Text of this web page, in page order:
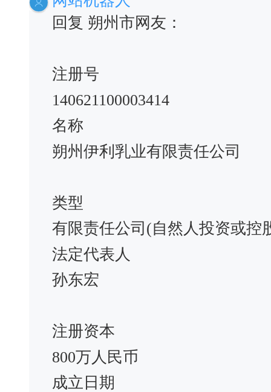
回复 朔州市网友：
注册号
140621100003414
名称
朔州伊利乳业有限责任公司
类型
有限责任公司(自然人投资或控
法定代表人
孙东宏
注册资本
800万人民币
成立日期